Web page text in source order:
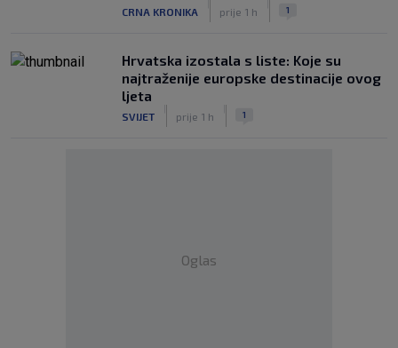
CRNA KRONIKA prije 1 h 1
Hrvatska izostala s liste: Koje su
najtraženije europske destinacije ovog
ljeta
SVIJET prije 1 h 1
Oglas